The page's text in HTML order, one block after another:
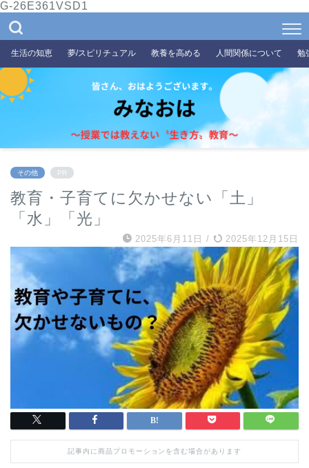
G-26E361VSD1
生活の知恵 夢/スピリチュアル 教養を高める 人間関係について 勉
その他 PR
教育・子育てに欠かせない「土」
「水」「光」
2025年6月11日 / 2025年12月15日
記事内に商品プロモーションを含む場合があります